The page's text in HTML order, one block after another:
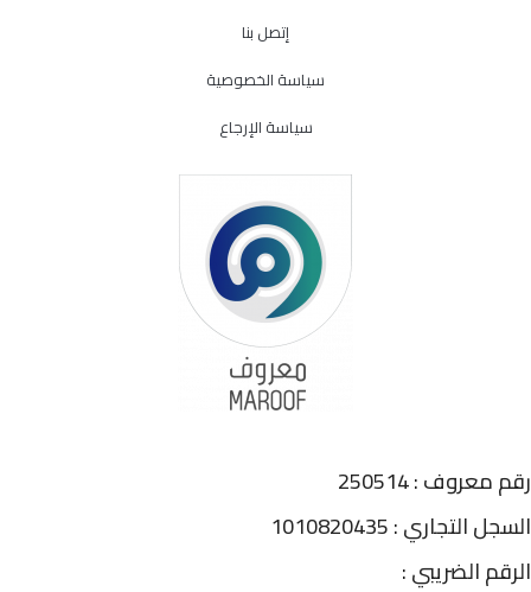
إتصل بنا
سياسة الخصوصية
سياسة الإرجاع
رقم معروف : 250514
السجل التجاري : 1010820435
الرقم الضريبي :